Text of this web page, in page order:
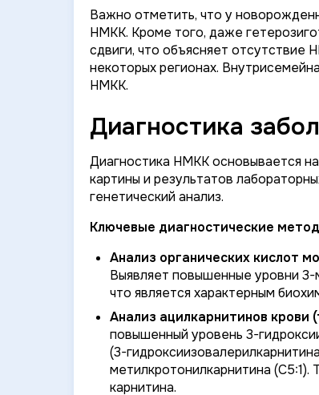
Важно отметить, что у
НМКК. Кроме того, даже
сдвиги, что объясняет отсутствие
некоторых регионах.
НМКК.
Диагностика
Диагностика НМКК основывается
картины и результатов
генетический анализ.
Ключевые диагностические
Анализ органических кислот
Выявляет повышенные уровни 3-
что является характерным
Анализ ацилкарнитинов
повышенный уровень 3-
(3-
метилкротонилкарнитина
карнитина.